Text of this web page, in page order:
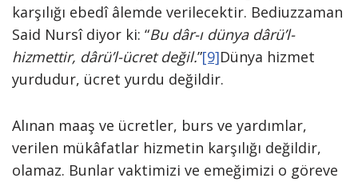
karşılığı ebedî âlemde verilecektir. Bediuzzaman
Said Nursî diyor ki: “Bu dâr-ı dünya dârü’l-
hizmettir, dârü’l-ücret değil.”[9]Dünya hizmet
yurdudur, ücret yurdu değildir.
Alınan maaş ve ücretler, burs ve yardımlar,
verilen mükâfatlar hizmetin karşılığı değildir,
olamaz. Bunlar vaktimizi ve emeğimizi o göreve